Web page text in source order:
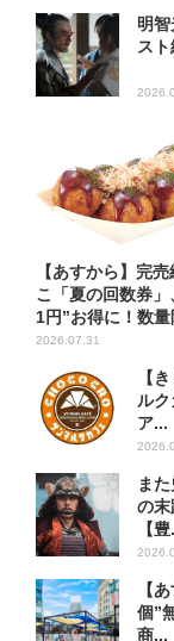
明
ス
【あすから】完
こ「夏の回数券
1円”お得に！数
2026.07.31
【
ル
ア...
ま
の
【
【
個”
商...